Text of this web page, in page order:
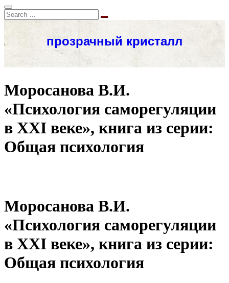
Моросанова В.И.
«Психология саморегуляции
в ХХI веке», книга из серии:
Общая психология
Моросанова В.И.
«Психология саморегуляции
в ХХI веке», книга из серии:
Общая психология